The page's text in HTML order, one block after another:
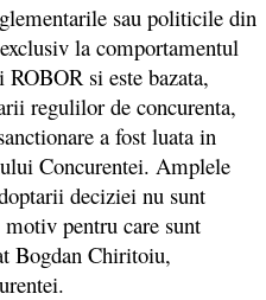
sau politicile din
la comportamentul
si este bazata,
regulilor de concurenta,
a fost luata in
Concurentei. Amplele
deciziei nu sunt
pentru care sunt
Bogdan Chiritoiu,